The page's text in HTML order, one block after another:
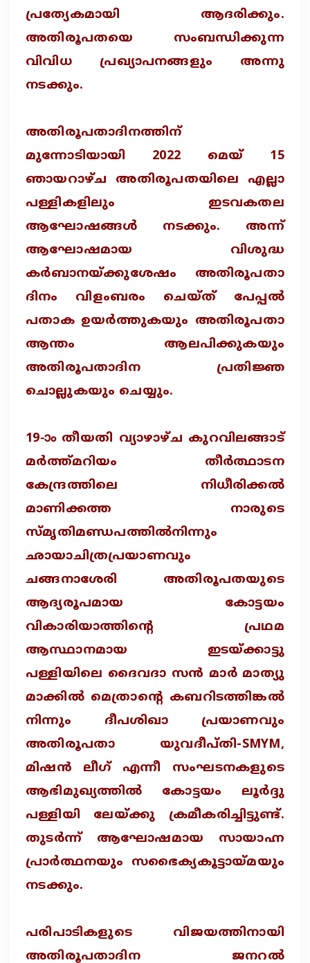
പ്രത്യേകമായി ആദരിക്കും.
അതിരൂപതയെ സംബന്ധിക്കുന്ന
വിവിധ പ്രഖ്യാപനങ്ങളും അന്നു
നടക്കും.
അതിരൂപതാദിനത്തിന്
മുന്നോടിയായി 2022 മെയ് 15
ഞായറാഴ്ച അതിരൂപതയിലെ എല്ലാ
പള്ളികളിലും ഇടവകതല
ആഘോഷങ്ങള്‍ നടക്കും. അന്ന്
ആഘോഷമായ വിശുദ്ധ
കര്‍ബാനയ്ക്കുശേഷം അതിരൂപതാ
ദിനം വിളംബരം ചെയ്ത് പേപ്പല്‍
പതാക ഉയര്‍ത്തുകയും അതിരൂപതാ
ആന്തം ആലപിക്കുകയും
അതിരൂപതാദിന പ്രതിജ്ഞ
ചൊല്ലുകയും ചെയ്യും.
19-ാം തീയതി വ്യാഴാഴ്ച കുറവിലങ്ങാട്
മര്‍ത്ത്മറിയം തീര്‍ത്ഥാടന
കേന്ദ്രത്തിലെ നിധീരിക്കല്‍
മാണിക്കത്ത നാരുടെ
സ്‌മൃതിമണ്ഡപത്തില്‍നിന്നും
ഛായാചിത്രപ്രയാണവും
ചങ്ങനാശേരി അതിരൂപതയുടെ
ആദ്യരൂപമായ കോട്ടയം
വികാരിയാത്തിന്റെ പ്രഥമ
ആസ്ഥാനമായ ഇടയ്ക്കാട്ടു
പള്ളിയിലെ ദൈവദാ സന്‍ മാര്‍ മാത്യു
മാക്കില്‍ മെത്രാന്റെ കബറിടത്തിങ്കല്‍
നിന്നും ദീപശിഖാ പ്രയാണവും
അതിരൂപതാ യുവദീപ്തി-SMYM,
മിഷന്‍ ലീഗ് എന്നീ സംഘടനകളുടെ
ആഭിമുഖ്യത്തില്‍ കോട്ടയം ലൂര്‍ദ്ദു
പള്ളിയി ലേയ്ക്കു ക്രമീകരിച്ചിട്ടുണ്ട്.
തുടര്‍ന്ന് ആഘോഷമായ സായാഹ്ന
പ്രാര്‍ത്ഥനയും സഭൈക്യകൂട്ടായ്മയും
നടക്കും.
പരിപാടികളുടെ വിജയത്തിനായി
അതിരൂപതാദിന ജനറല്‍